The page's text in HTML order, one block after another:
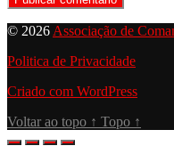
© 2026 Associação de
Politica de Privacidade
Criado com WordPress
Voltar ao topo ↑ Topo ↑